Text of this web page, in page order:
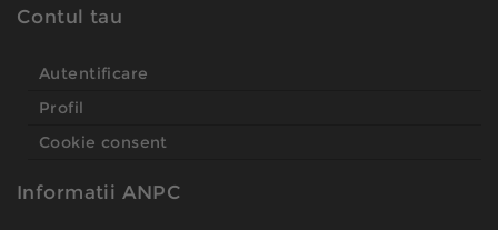
Contul tau
Autentificare
Profil
Cookie consent
Informatii ANPC